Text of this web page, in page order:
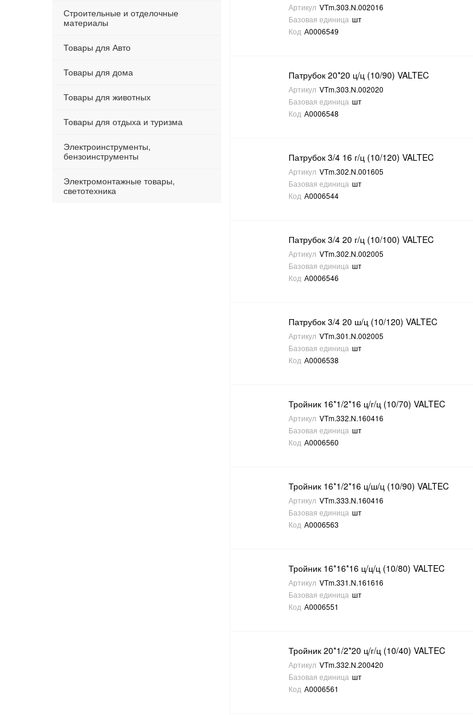
Строительные и отделочные
материалы
Товары для Авто
Товары для дома
Товары для животных
Товары для отдыха и туризма
Электроинструменты,
бензоинструменты
Электромонтажные товары,
светотехника
Артикул VTm.303.N.002016
Базовая единица шт
Код А0006549
Патрубок 20*20 ц/ц (10/90) VALTEC
Артикул VTm.303.N.002020
Базовая единица шт
Код А0006548
Патрубок 3/4 16 г/ц (10/120) VALTEC
Артикул VTm.302.N.001605
Базовая единица шт
Код А0006544
Патрубок 3/4 20 г/ц (10/100) VALTEC
Артикул VTm.302.N.002005
Базовая единица шт
Код А0006546
Патрубок 3/4 20 ш/ц (10/120) VALTEC
Артикул VTm.301.N.002005
Базовая единица шт
Код А0006538
Тройник 16*1/2*16 ц/г/ц (10/70) VALTEC
Артикул VTm.332.N.160416
Базовая единица шт
Код А0006560
Тройник 16*1/2*16 ц/ш/ц (10/90) VALTEC
Артикул VTm.333.N.160416
Базовая единица шт
Код А0006563
Тройник 16*16*16 ц/ц/ц (10/80) VALTEC
Артикул VTm.331.N.161616
Базовая единица шт
Код А0006551
Тройник 20*1/2*20 ц/г/ц (10/40) VALTEC
Артикул VTm.332.N.200420
Базовая единица шт
Код А0006561